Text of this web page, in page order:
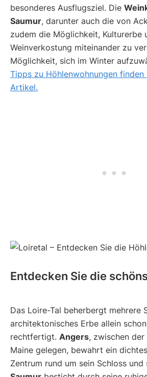
besonderes Ausflugsziel. Die
Saumur, darunter auch die von
zudem die Möglichkeit, Kulturerbe
Weinverkostung miteinander zu
Möglichkeit, sich im Winter
Tipps zu Höhlenwohnungen finden
Artikel.
Entdecken Sie die
Das Loire-Tal beherbergt mehrere
architektonisches Erbe allein
rechtfertigt. Angers, zwischen
Maine gelegen, bewahrt ein
Zentrum rund um sein Schloss und